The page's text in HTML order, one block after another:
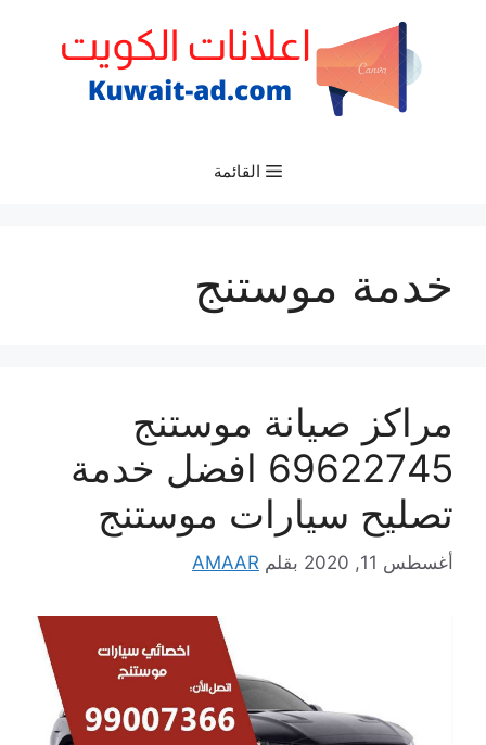
القائمة
خدمة موستنج
مراكز صيانة موستنج
69622745 افضل خدمة
تصليح سيارات موستنج
أغسطس 11, 2020 بقلم AMAAR